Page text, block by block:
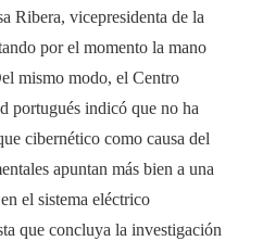
Ribera, vicepresidenta de la
por el momento la mano
mismo modo, el Centro
portugués indicó que no ha
cibernético como causa del
apuntan más bien a una
el sistema eléctrico
que concluya la investigación